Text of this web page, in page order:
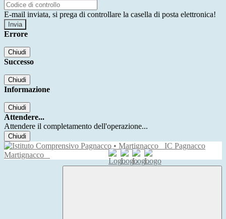
E-mail inviata, si prega di controllare la casella di posta elettronica!
Errore
Chiudi
Successo
Chiudi
Informazione
Chiudi
Attendere...
Attendere il completamento dell'operazione...
Chiudi
IC Pagnacco
Martignacco